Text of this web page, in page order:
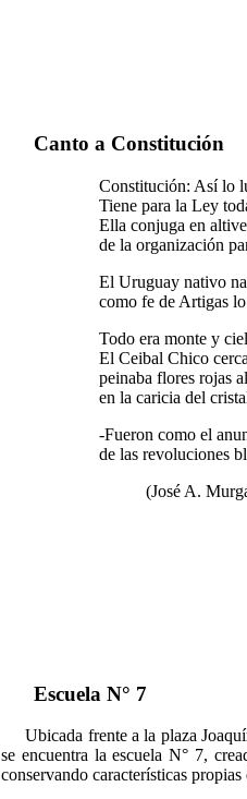
Canto a Constitución
Constitución: Así lo
Tiene para la Ley
Ella conjuga en
de la organización
El Uruguay nativo
como fe de Artigas lo
Todo era monte y
El Ceibal Chico
peinaba flores rojas
en la caricia del
-Fueron como el
de las revoluciones
(José A.
Escuela N° 7
Ubicada frente a la plaza
se encuentra la escuela N° 7,
conservando características propias